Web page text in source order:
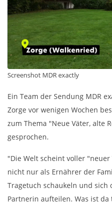
Screenshot MDR exactly
Ein Team der Sendung MDR
Zorge vor wenigen Wochen
zum Thema "Neue Väter, alte
gesprochen.
"Die Welt scheint voller
nicht nur als Ernährer der
Tragetuch schaukeln und
Partnerin aufteilen. Was ist